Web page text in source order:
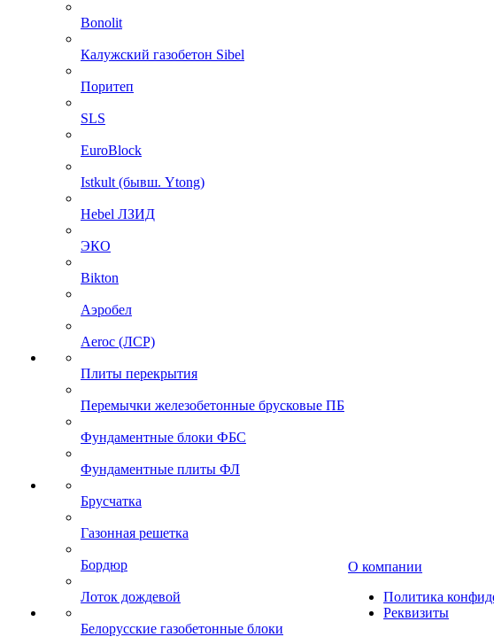
Bonolit
Калужский газобетон Sibel
Поритеп
SLS
EuroBlock
Istkult (бывш. Ytong)
Hebel ЛЗИД
ЭКО
Bikton
Аэробел
Aeroc (ЛСР)
Плиты перекрытия
Перемычки железобетонные брусковые ПБ
Фундаментные блоки ФБС
Фундаментные плиты ФЛ
Брусчатка
Газонная решетка
Бордюр
Лоток дождевой
Белорусские газобетонные блоки
О компании
Политика
Реквизиты